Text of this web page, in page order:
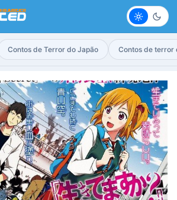
Claro
Contos de Terror do Japão Contos de terror